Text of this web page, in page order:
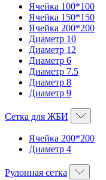
Ячейка 100*100
Ячейка 150*150
Ячейка 200*200
Диаметр 10
Диаметр 12
Диаметр 6
Диаметр 7.5
Диаметр 8
Диаметр 9
Сетка для ЖБИ
Ячейка 200*200
Диаметр 4
Рулонная сетка